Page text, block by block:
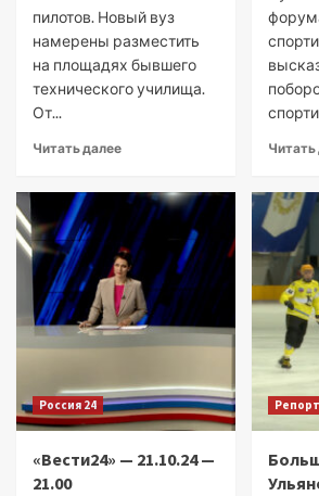
пилотов. Новый вуз
намерены разместить
на площадях бывшего
технического училища.
От...
Читать далее Читать
Россия 24
«Вести24» — 21.10.24 —
21.00